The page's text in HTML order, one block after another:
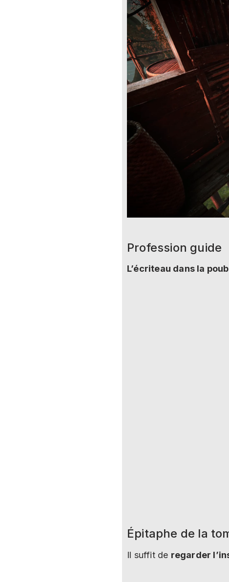
Profession guide
L’écriteau dans la
Épitaphe de la
Il suffit de regarder